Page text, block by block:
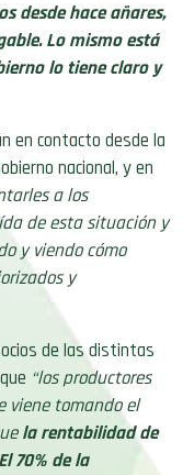
desde hace añares,
Lo mismo está
lo tiene claro y
en contacto desde la
nacional, y en
a los
de esta situación y
y viendo cómo
y
de las distintas
“los productores
viene tomando el
la rentabilidad de
El 70% de la